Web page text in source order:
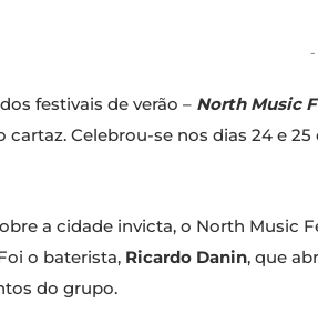
-
festivais de verão – North Music
Celebrou-se nos dias 24 e
a cidade invicta, o North Music
o baterista, Ricardo Danin, que
do grupo.